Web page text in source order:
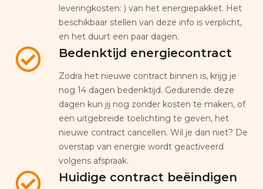
leveringkosten: ) van het energiepakket. Het
beschikbaar stellen van deze info is verplicht,
en het duurt een paar dagen.
Bedenktijd energiecontract
Zodra het nieuwe contract binnen is, krijg je
nog 14 dagen bedenktijd. Gedurende deze
dagen kun jij nog zonder kosten te maken, of
een uitgebreide toelichting te geven, het
nieuwe contract cancellen. Wil je dan niet? De
overstap van energie wordt geactiveerd
volgens afspraak.
Huidige contract beëindigen